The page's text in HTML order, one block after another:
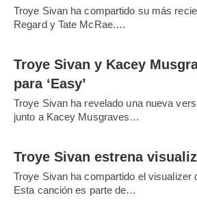
Troye Sivan ha compartido su más
Regard y Tate McRae.…
Troye Sivan y Kacey
para ‘Easy’
Troye Sivan ha revelado una nueva
junto a Kacey Musgraves…
Troye Sivan estrena
Troye Sivan ha compartido el visualizer
Esta canción es parte de…